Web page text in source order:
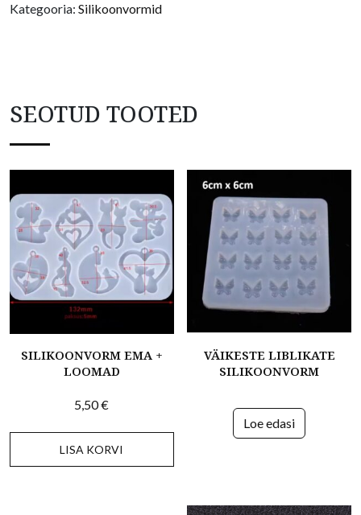
Kategooria: Silikoonvormid
SEOTUD TOOTED
SILIKOONVORM EMA +
LOOMAD
5,50€
LISA KORVI
VÄIKESTE LIBLIKATE
SILIKOONVORM
Loe edasi